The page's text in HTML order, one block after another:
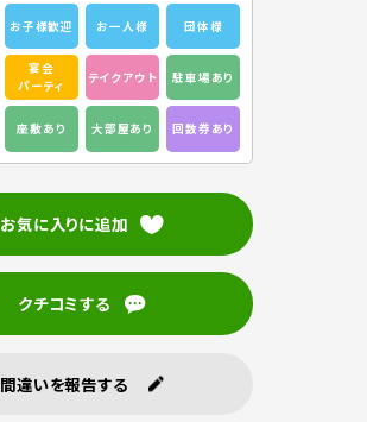
お子様歓迎 お一人様 団体様
宴会
パーティ
テイクアウト 駐車場あり
座敷あり 大部屋あり 回数券あり
お気に入りに追加
クチコミする
間違いを報告する